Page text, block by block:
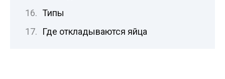
Типы
Где откладываются яйца